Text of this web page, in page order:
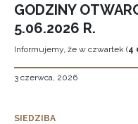
GODZINY
5.06.2026 R.
Informujemy, że w czwartek (4
3 czerwca, 2026
SIEDZIBA